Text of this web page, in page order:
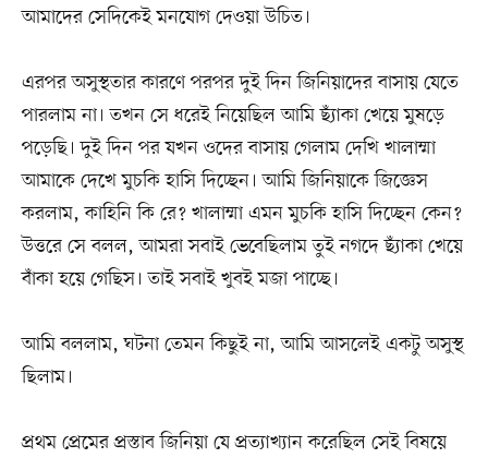
আমাদের সেদিকেই মনযোগ দেওয়া উচিত।
এরপর অসুস্থতার কারণে পরপর দুই দিন জিনিয়াদের বাসায় যেতে
পারলাম না। তখন সে ধরেই নিয়েছিল আমি ছ্যাঁকা খেয়ে মুষড়ে
পড়েছি। দুই দিন পর যখন ওদের বাসায় গেলাম দেখি খালাম্মা
আমাকে দেখে মুচকি হাসি দিচ্ছেন। আমি জিনিয়াকে জিজ্ঞেস
করলাম, কাহিনি কি রে? খালাম্মা এমন মুচকি হাসি দিচ্ছেন কেন?
উত্তরে সে বলল, আমরা সবাই ভেবেছিলাম তুই নগদে ছ্যাঁকা খেয়ে
বাঁকা হয়ে গেছিস। তাই সবাই খুবই মজা পাচ্ছে।
আমি বললাম, ঘটনা তেমন কিছুই না, আমি আসলেই একটু অসুস্থ
ছিলাম।
প্রথম প্রেমের প্রস্তাব জিনিয়া যে প্রত্যাখ্যান করেছিল সেই বিষয়ে